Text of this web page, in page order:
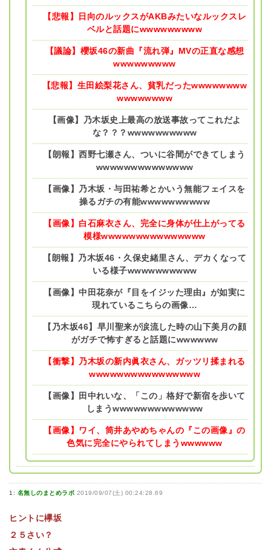
【悲報】日向のルックスがAKBみたいなルックスレ
ベルと話題にwwwwwwwww
【議論】櫻坂46の新曲『流れ弾』MVの正直な感想
wwwwwwwww
【悲報】生田絵梨花さん、貧乳だったwwwwwwww
wwwwwwww
【画像】乃木坂史上最高の放送事故ってこれだよ
な？？？wwwwwwwwww
【朗報】西野七瀬さん、ついに谷間ができてしまう
wwwwwwwwwwwwww
【画像】乃木坂・与田祐希とかいう無能フェイスを
操るガチの有能wwwwwwwwww
【画像】白石麻衣さん、完全に身体が仕上がってる
模様wwwwwwwwwwwwwww
【朗報】乃木坂46・久保史緒里さん、デカくなって
いる様子wwwwwwwwww
【画像】中田花奈が『目をイジッた理由』が如実に
現れているこちらの画像…
【乃木坂46】早川聖来が涙流した時の山下美月の顔
がガチで怖すぎると話題にwwwwww
【衝撃】乃木坂の新内眞衣さん、ガッツリ揉まれる
wwwwwwwwwwwwwwww
【画像】田中れいな、「この」格好で新宿を歩いて
しまうwwwwwwwwwwwww
【画像】ワイ、筒井あやめちゃんの『この画像』の
色気に完全にやられてしまうwwwwww
1: 名無しのまとめラボ 2019/09/07(土) 00:24:28.69
ヒントに欅坂
２５さい？